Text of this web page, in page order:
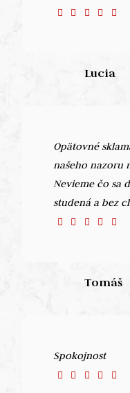
Lucia
Opätovné
našeho nazoru
Nevieme čo sa
studená a bez
Tomáš
Spokojnost